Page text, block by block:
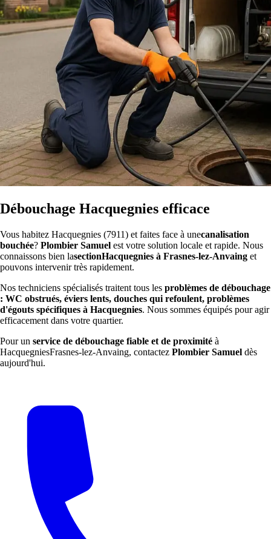
Débouchage Hacquegnies efficace
Vous habitez Hacquegnies (7911) et faites face à unecanalisation
bouchée? Plombier Samuel est votre solution locale et rapide. Nous
connaissons bien lasectionHacquegnies à Frasnes-lez-Anvaing et
pouvons intervenir très rapidement.
Nos techniciens spécialisés traitent tous les problèmes de débouchage
: WC obstrués, éviers lents, douches qui refoulent, problèmes
d'égouts spécifiques à Hacquegnies. Nous sommes équipés pour agir
efficacement dans votre quartier.
Pour un service de débouchage fiable et de proximité à
HacquegniesFrasnes-lez-Anvaing, contactez Plombier Samuel dès
aujourd'hui.